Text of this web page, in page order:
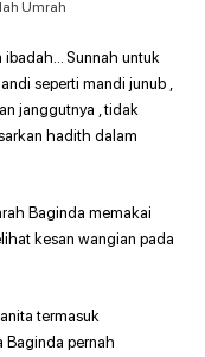
Umrah
ibadah… Sunnah untuk
seperti mandi junub ,
janggutnya , tidak
hadith dalam
Baginda memakai
kesan wangian pada
termasuk
Baginda pernah